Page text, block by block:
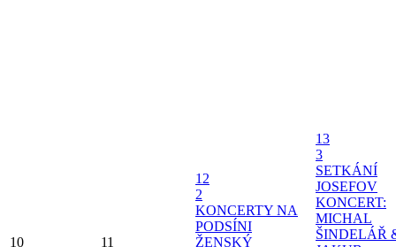
10 11
12
2
KONCERTY NA
PODSÍNI
ŽENSKÝ
13
3
SETKÁNÍ
JOSEFOV
KONCERT:
MICHAL
ŠINDELÁŘ